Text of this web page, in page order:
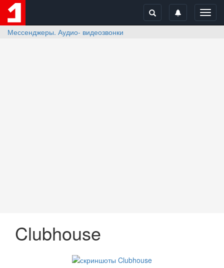
Мессенджеры. Аудио- видеозвонки
Clubhouse